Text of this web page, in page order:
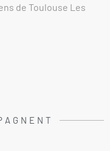
de Toulouse Les